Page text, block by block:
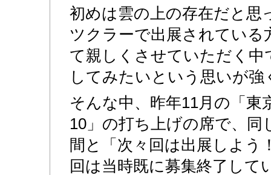
初めは雲の上の存在だと思
ツクラーで出展されている
て親しくさせていただく中
してみたいという思いが
そんな中、昨年11月の「東
10」の打ち上げの席で、同
間と「次々回は出展しよう
回は当時既に募集終了して